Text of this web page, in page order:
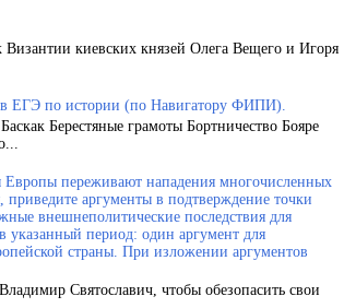
киевских князей Олега Вещего и Игоря
ЕГЭ по истории (по Навигатору ФИПИ).
Берестяные грамоты Бортничество Бояре
переживают нападения многочисленных
приведите аргументы в подтверждение точки
внешнеполитические последствия для
указанный период: один аргумент для
страны. При изложении аргументов
Святославич, чтобы обезопасить свои